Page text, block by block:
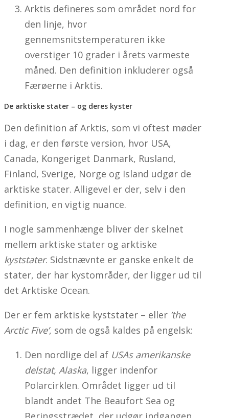
Arktis defineres som området nord for
den linje, hvor
gennemsnitstemperaturen ikke
overstiger 10 grader i årets varmeste
måned. Den definition inkluderer også
Færøerne i Arktis.
De arktiske stater – og deres kyster
Den definition af Arktis, som vi oftest møder
i dag, er den første version, hvor USA,
Canada, Kongeriget Danmark, Rusland,
Finland, Sverige, Norge og Island udgør de
arktiske stater. Alligevel er der, selv i den
definition, en vigtig nuance.
I nogle sammenhænge bliver der skelnet
mellem arktiske stater og arktiske
kyststater. Sidstnævnte er ganske enkelt de
stater, der har kystområder, der ligger ud til
det Arktiske Ocean.
Der er fem arktiske kyststater – eller ’the
Arctic Five’, som de også kaldes på engelsk:
Den nordlige del af USAs amerikanske
delstat, Alaska, ligger indenfor
Polarcirklen. Området ligger ud til
blandt andet The Beaufort Sea og